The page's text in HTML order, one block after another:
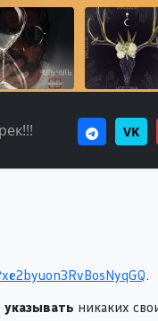
VK
.
указывать никаких